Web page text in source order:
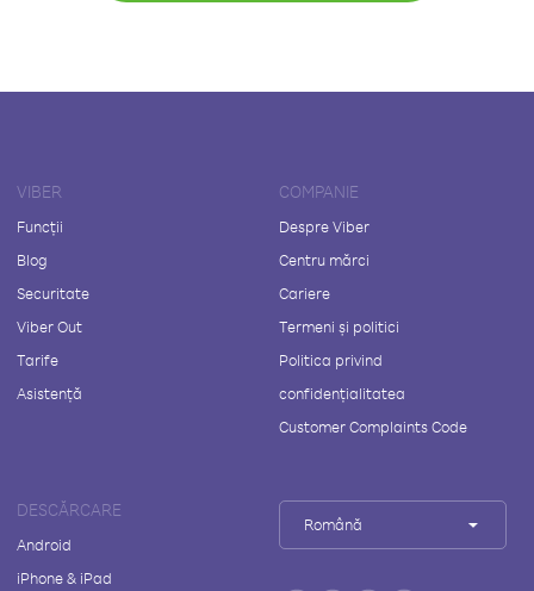
VIBER
Funcții
Blog
Securitate
Viber Out
Tarife
Asistență
COMPANIE
Despre Viber
Centru mărci
Cariere
Termeni și politici
Politica privind
confidențialitatea
Customer Complaints Code
DESCĂRCARE
Android
iPhone & iPad
Română